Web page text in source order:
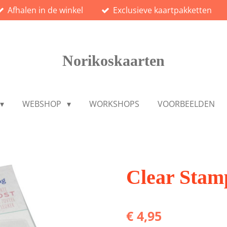
Afhalen in de winkel Exclusieve kaartpakketten
Norikoskaarten
WEBSHOP WORKSHOPS VOORBEELDEN
Clear
€ 4,95